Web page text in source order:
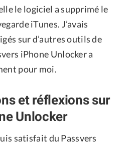
le logiciel a supprimé le
iTunes. J’avais
sur d’autres outils de
iPhone Unlocker a
pour moi.
et réflexions sur
Unlocker
satisfait du Passvers